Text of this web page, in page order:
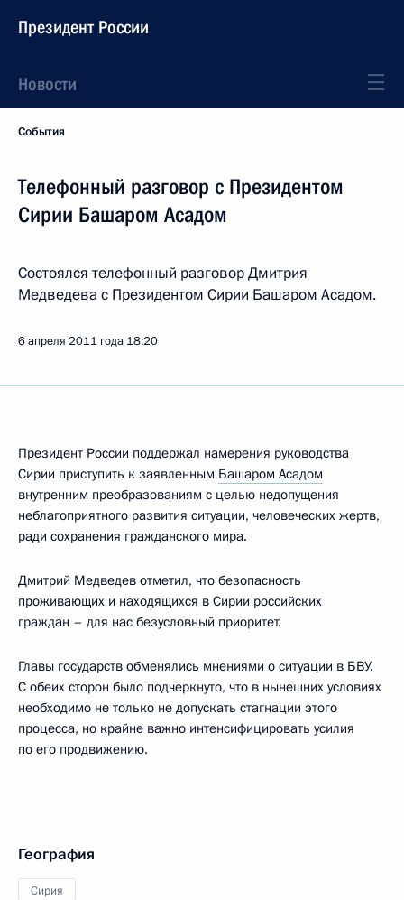
Президент России
Новости
События
Телефонный разговор с Президентом
Сирии Башаром Асадом
Состоялся телефонный разговор Дмитрия
Медведева с Президентом Сирии Башаром Асадом.
6 апреля 2011 года 18:20
Президент России поддержал намерения руководства
Сирии приступить к заявленным Башаром Асадом
внутренним преобразованиям с целью недопущения
неблагоприятного развития ситуации, человеческих жертв,
ради сохранения гражданского мира.
Дмитрий Медведев отметил, что безопасность
проживающих и находящихся в Сирии российских
граждан – для нас безусловный приоритет.
Главы государств обменялись мнениями о ситуации в БВУ.
С обеих сторон было подчеркнуто, что в нынешних условиях
необходимо не только не допускать стагнации этого
процесса, но крайне важно интенсифицировать усилия
по его продвижению.
География
Сирия